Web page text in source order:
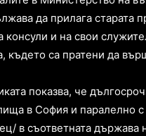
да прилага старата
консули и на свои
където са пратени да
показва, че
в София и паралелно
в съответната